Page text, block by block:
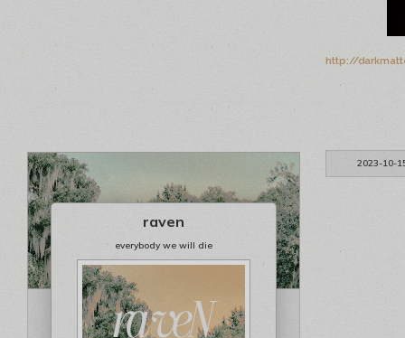
http://
2023-10-
raven
everybody we will die